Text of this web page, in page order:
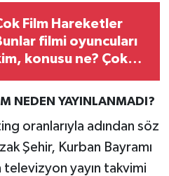
Film Hareketler
filmi oyuncuları
konusu ne? Çok
nerede çekildi, ne
NEDEN YAYINLANMADI?
oranlarıyla adından söz
Şehir, Kurban Bayramı
yayın takvimi